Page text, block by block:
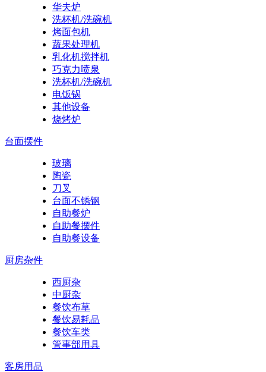
华夫炉
洗杯机/洗碗机
烤面包机
蔬果处理机
乳化机搅拌机
巧克力喷泉
洗杯机/洗碗机
电饭锅
其他设备
烧烤炉
台面摆件
玻璃
陶瓷
刀叉
台面不锈钢
自助餐炉
自助餐摆件
自助餐设备
厨房杂件
西厨杂
中厨杂
餐饮布草
餐饮易耗品
餐饮车类
管事部用具
客房用品